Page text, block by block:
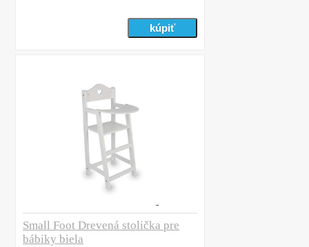
Small Foot Drevená stolička pre
bábiky biela